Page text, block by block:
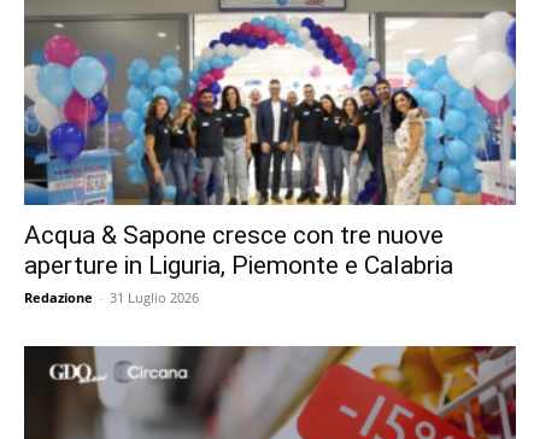
Acqua & Sapone cresce con tre nuove
aperture in Liguria, Piemonte e Calabria
Redazione - 31 Luglio 2026